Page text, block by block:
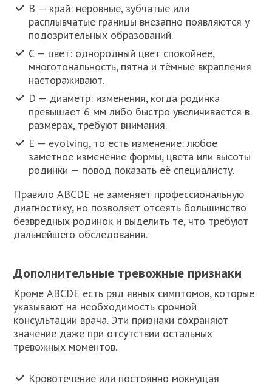
B — край: неровные, зубчатые или
расплывчатые границы внезапно появляются у
подозрительных образований.
C — цвет: однородный цвет спокойнее,
многотональность, пятна и тёмные вкрапления
настораживают.
D — диаметр: изменения, когда родинка
превышает 6 мм либо быстро увеличивается в
размерах, требуют внимания.
E — evolving, то есть изменение: любое
заметное изменение формы, цвета или высоты
родинки — повод показать её специалисту.
Правило ABCDE не заменяет профессиональную
диагностику, но позволяет отсеять большинство
безвредных родинок и выделить те, что требуют
дальнейшего обследования.
Дополнительные тревожные признаки
Кроме ABCDE есть ряд явных симптомов, которые
указывают на необходимость срочной
консультации врача. Эти признаки сохраняют
значение даже при отсутствии остальных
тревожных моментов.
Кровотечение или постоянно мокнущая